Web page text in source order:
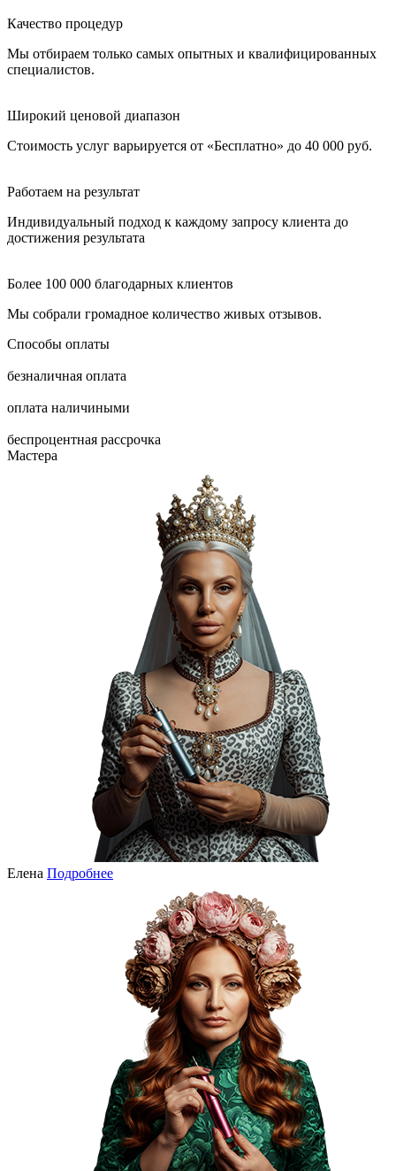
Качество процедур
Мы отбираем только самых опытных и квалифицированных
специалистов.
Широкий ценовой диапазон
Стоимость услуг варьируется от «Бесплатно» до 40 000 руб.
Работаем на результат
Индивидуальный подход к каждому запросу клиента до
достижения результата
Более 100 000 благодарных клиентов
Мы собрали громадное количество живых отзывов.
Способы оплаты
безналичная оплата
оплата наличиными
беспроцентная рассрочка
Мастера
Елена Подробнее